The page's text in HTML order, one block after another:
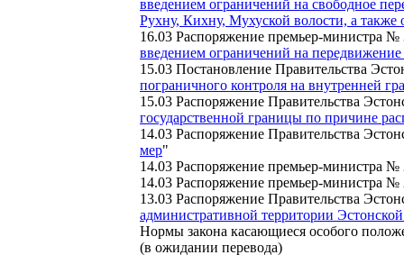
введением ограничений на свободное
Рухну, Кихну, Мухуской волости, а также
16.03 Распоряжение премьер-министра №
введением ограничений на
15.03 Постановление Правительства
пограничного контроля на внутренней
15.03 Распоряжение Правительства
государственной границы по причине
14.03 Распоряжение Правительства
мер"
14.03 Распоряжение премьер-министра №
14.03 Распоряжение премьер-министра №
13.03 Распоряжение Правительства
административной территории
Нормы закона касающиеся особого
(в ожидании перевода)